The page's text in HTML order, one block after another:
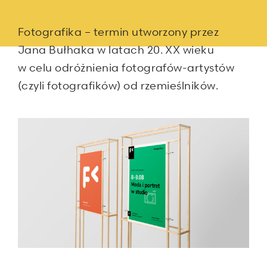
Fotografika – termin utworzony przez
Jana Bułhaka w latach 20. XX wieku
w celu odróżnienia fotografów-artystów
(czyli fotografików) od rzemieślników.